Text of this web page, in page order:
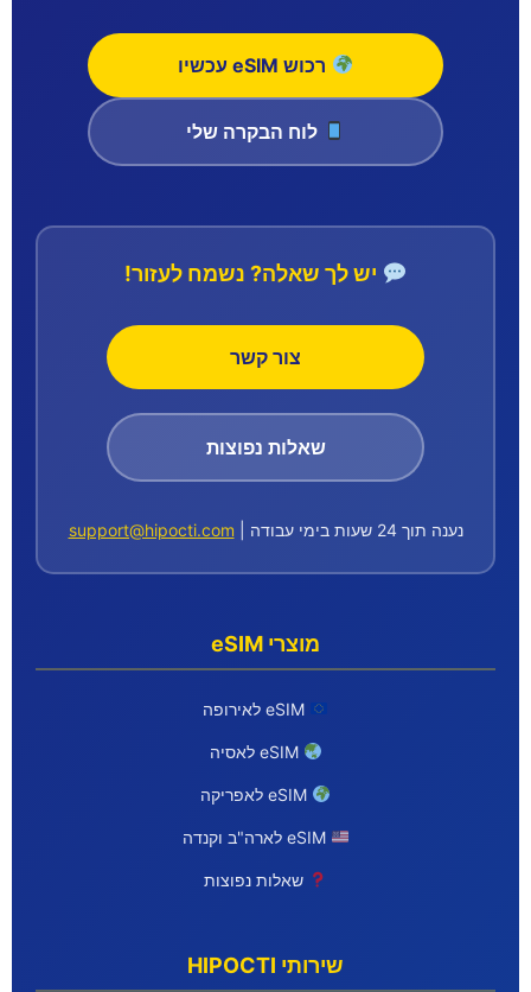
רכוש eSIM עכשיו
לוח הבקרה שלי
יש לך שאלה? נשמח לעזור!
צור קשר
שאלות נפוצות
נענה תוך 24 שעות בימי עבודה | support@hipocti.com
מוצרי eSIM
eSIM לאסיה
eSIM לארה"ב וקנדה
שאלות נפוצות
שירותי HIPOCTI